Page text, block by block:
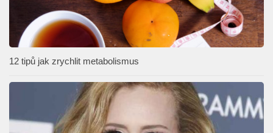
12 tipů jak zrychlit metabolismus